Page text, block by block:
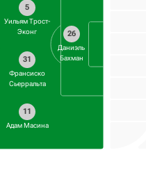
26
Даниэль
Бахман
5
Уильям Трост-
Эконг
31
Франсиско
Сьерральта
11
Адам Масина